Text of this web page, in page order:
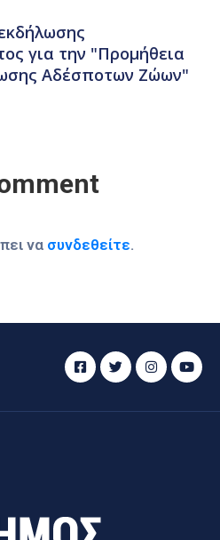
για την "Προμήθεια
Αδέσποτων Ζώων"
να συνδεθείτε.